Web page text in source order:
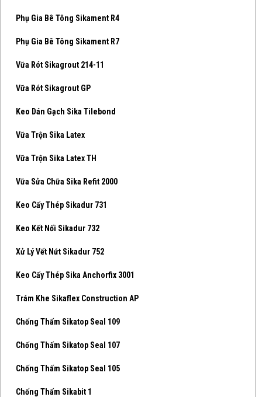
Phụ Gia Bê Tông Sikament R4
Phụ Gia Bê Tông Sikament R7
Vữa Rót Sikagrout 214-11
Vữa Rót Sikagrout GP
Keo Dán Gạch Sika Tilebond
Vữa Trộn Sika Latex
Vữa Trộn Sika Latex TH
Vữa Sửa Chữa Sika Refit 2000
Keo Cấy Thép Sikadur 731
Keo Kết Nối Sikadur 732
Xử Lý Vết Nứt Sikadur 752
Keo Cấy Thép Sika Anchorfix 3001
Trám Khe Sikaflex Construction AP
Chống Thấm Sikatop Seal 109
Chống Thấm Sikatop Seal 107
Chống Thấm Sikatop Seal 105
Chống Thấm Sikabit 1